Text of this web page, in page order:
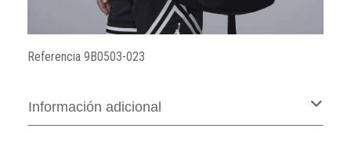
Referencia 9B0503-023
Información adicional